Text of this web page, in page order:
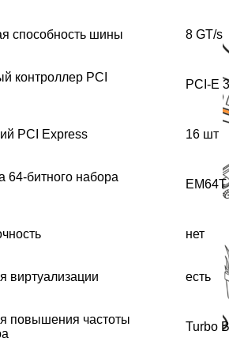
способность шины 8 GT/s
контроллер PCI
PCI-E
PCI Express 16 шт
64-битного набора
EM64T
нет
виртуализации есть
повышения частоты
Turbo